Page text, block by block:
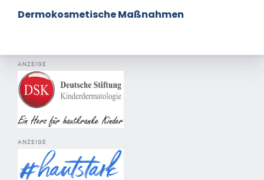
Dermokosmetische Maßnahmen
ANZEIGE
ANZEIGE